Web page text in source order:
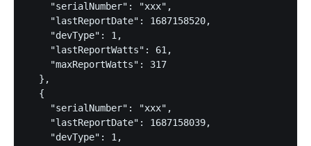
    "serialNumber": "xxx",
    "lastReportDate": 1687158520,
    "devType": 1,
    "lastReportWatts": 61,
    "maxReportWatts": 317
  },
  {
    "serialNumber": "xxx",
    "lastReportDate": 1687158039,
    "devType": 1,